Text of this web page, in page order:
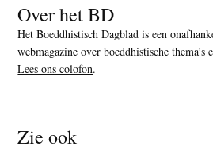
Over het BD
Het Boeddhistisch Dagblad is een
webmagazine over boeddhistische thema’s
Lees ons colofon.
Zie ook